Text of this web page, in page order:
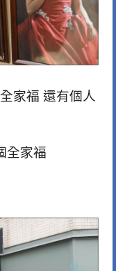
家福 還有個人
全家福